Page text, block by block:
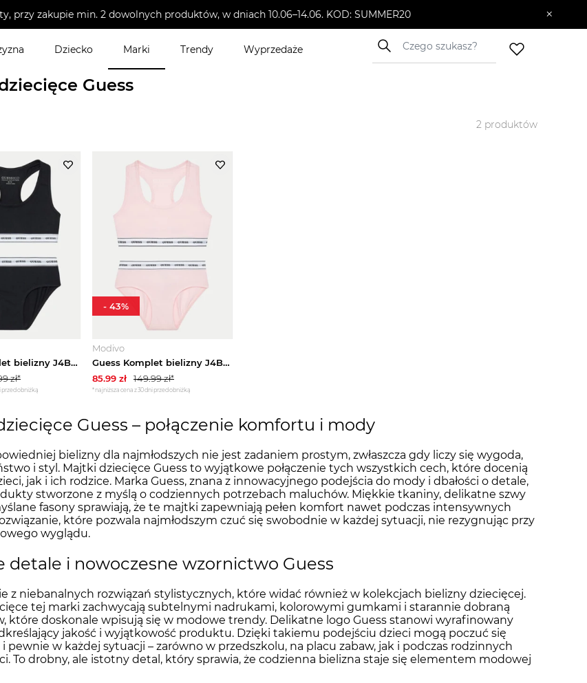
przy zakupie min. 2 dowolnych produktów, w dniach 10.06–14.06. KOD: SUMMER20 ×
Dziecko Marki Trendy Wyprzedaże
Guess
2 produktów
Guess Komplet bielizny J4BG00 KBBU1 Czarny
zł*
przed obniżką
Modivo
Guess Komplet bielizny J4BG00 KBBU1 Różowy
85.99 zł 149.99zł*
*najniższa cena z 30 dni przed obniżką
- 43%
Guess – połączenie komfortu i mody
bielizny dla najmłodszych nie jest zadaniem prostym, zwłaszcza gdy liczy się wygoda,
i styl. Majtki dziecięce Guess to wyjątkowe połączenie tych wszystkich cech, które docenią
jak i ich rodzice. Marka Guess, znana z innowacyjnego podejścia do mody i dbałości o detale,
stworzone z myślą o codziennych potrzebach maluchów. Miękkie tkaniny, delikatne szwy
fasony sprawiają, że te majtki zapewniają pełen komfort nawet podczas intensywnych
które pozwala najmłodszym czuć się swobodnie w każdej sytuacji, nie rezygnując przy
wyglądu.
detale i nowoczesne wzornictwo Guess
z niebanalnych rozwiązań stylistycznych, które widać również w kolekcjach bielizny dziecięcej.
tej marki zachwycają subtelnymi nadrukami, kolorowymi gumkami i starannie dobraną
które doskonale wpisują się w modowe trendy. Delikatne logo Guess stanowi wyrafinowany
jakość i wyjątkowość produktu. Dzięki takiemu podejściu dzieci mogą poczuć się
pewnie w każdej sytuacji – zarówno w przedszkolu, na placu zabaw, jak i podczas rodzinnych
To drobny, ale istotny detal, który sprawia, że codzienna bielizna staje się elementem modowej